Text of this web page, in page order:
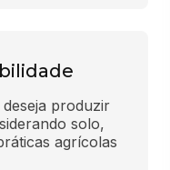
produzir
solo,
agrícolas